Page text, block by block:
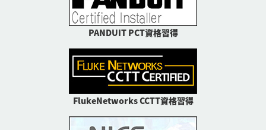
PANDUIT PCT資格習得
FlukeNetworks CCTT資格習得